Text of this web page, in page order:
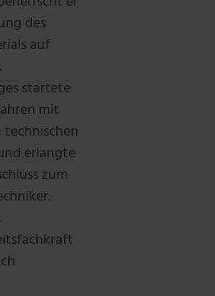
des
auf
startete
mit
technischen
erlangte
zum